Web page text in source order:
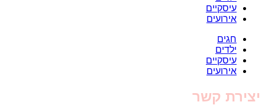
עיסקיים
אירועים
חגים
ילדים
עיסקיים
אירועים
יצירת קשר